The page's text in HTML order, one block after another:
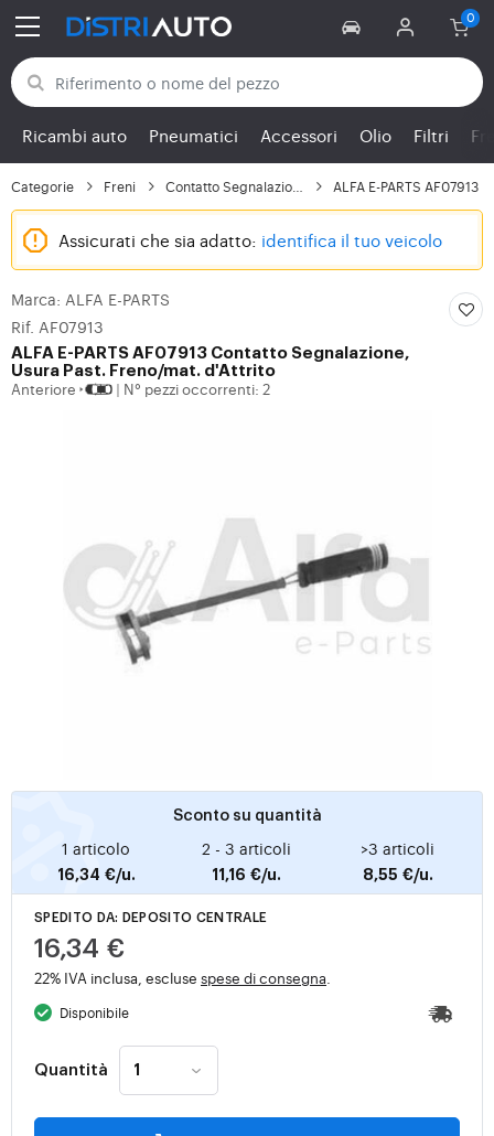
Torna alle categorie
Ricambi auto Pneumatici Accessori Olio Filtri
Categorie Freni ALFA E-PARTS AF07913
Assicurati che sia adatto: identifica il tuo veicolo
Marca: ALFA E-PARTS
Rif. AF07913
ALFA E-PARTS AF07913 Contatto Segnalazione,
Usura Past. Freno/mat. d'Attrito
Anteriore N° pezzi occorrenti: 2
Sconto su quantità
1 articolo
16,34 €/u.
2 - 3 articoli
11,16 €/u.
>3 articoli
8,55 €/u.
SPEDITO DA: DEPOSITO CENTRALE
16,34 €
22% IVA inclusa, escluse spese di consegna
Disponibile
Quantità